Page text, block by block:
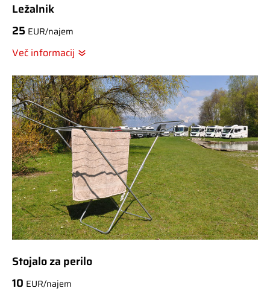
Ležalnik
25 EUR/najem
Več informacij
Stojalo za perilo
10 EUR/najem